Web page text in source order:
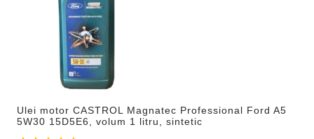
Ulei motor CASTROL Magnatec Professional Ford A5
5W30 15D5E6, volum 1 litru, sintetic